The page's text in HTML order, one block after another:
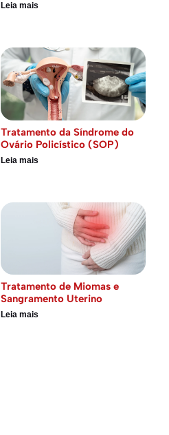
Leia mais
Tratamento da Síndrome do
Ovário Policístico (SOP)
Leia mais
Tratamento de Miomas e
Sangramento Uterino
Leia mais